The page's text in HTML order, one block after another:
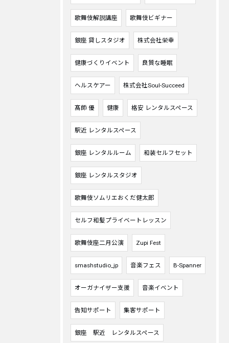
歌舞伎解説講座 歌舞伎ビギナー
銀座 貸しスタジオ 株式会社栄幸
健康づくりイベント 良質な睡眠
ヘルスケアー 株式会社Soul-Succeed
髙師 優 健康 格安 レンタルスペース
駅近 レンタルスペース
銀座 レンタルルーム 和装セルフセット
銀座 レンタルスタジオ
歌舞伎ソムリエおくだ健太郎
セルフ和髪プライベートレッスン
歌舞伎座二月公演 Zupi Fest
smashstudio_jp 音楽フェス B-Spanner
オーガナイザー支援 音楽イベント
告知サポート 集客サポート
銀座 駅近 レンタルスペース